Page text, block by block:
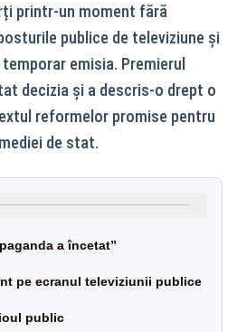
printr-un moment fără
publice de televiziune și
emisia. Premierul
decizia și a descris-o drept o
reformelor promise pentru
de stat.
a încetat”
pe ecranul televiziunii publice
public